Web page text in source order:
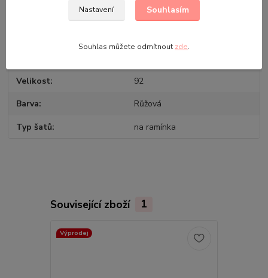
Velikost 92
Barva Růžová
Typ šatů na ramínka
Související zboží 1
Výprodej
Nastavení Souhlasím
Souhlas můžete odmítnout zde.